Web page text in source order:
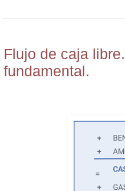
Flujo de caja
fundamental.